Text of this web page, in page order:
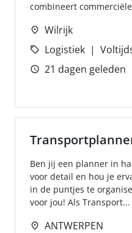
combineert
Wilrijk
Logistiek
21 dagen geleden
Ben jij een planner in
voor detail en hou je
in de puntjes te
voor jou! Als Transport...
ANTWERPEN